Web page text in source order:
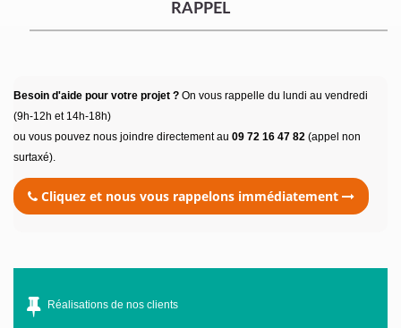
RAPPEL
Besoin d'aide pour votre projet ? On vous rappelle du lundi au vendredi
(9h-12h et 14h-18h)
ou vous pouvez nous joindre directement au 09 72 16 47 82 (appel non
surtaxé).
Cliquez et nous vous rappelons immédiatement
Réalisations de nos clients